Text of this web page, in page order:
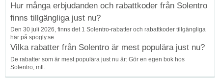
Hur många erbjudanden och rabattkoder från Solentro
finns tillgängliga just nu?
Den 30 juli 2026, finns det 1 Solentro-rabatter och rabattkoder tillgängliga
här på spogly.se.
Vilka rabatter från Solentro är mest populära just nu?
De rabatter som är mest populära just nu är: Gör en egen bok hos
Solentro, mfl.